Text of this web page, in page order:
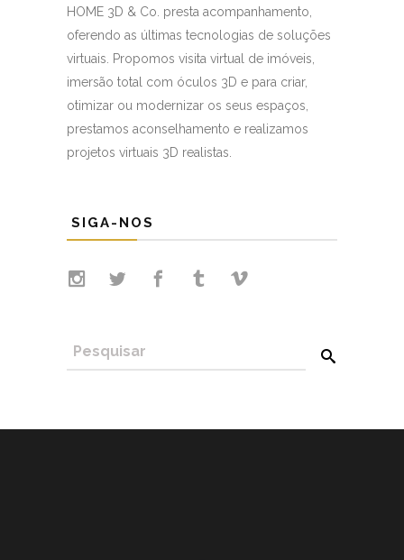
HOME 3D & Co. presta acompanhamento,
oferendo as últimas tecnologias de soluções
virtuais. Propomos visita virtual de imóveis,
imersão total com óculos 3D e para criar,
otimizar ou modernizar os seus espaços,
prestamos aconselhamento e realizamos
projetos virtuais 3D realistas.
SIGA-NOS